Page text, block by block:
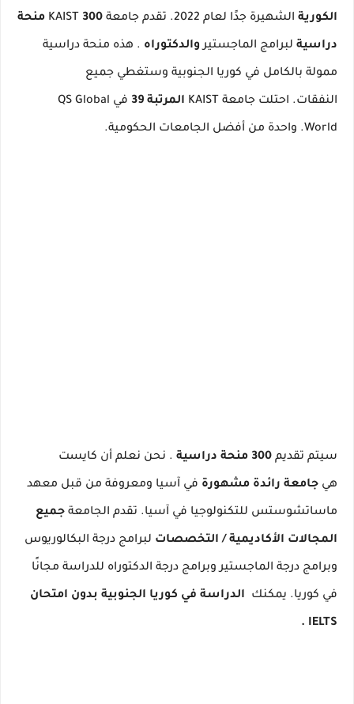
الكورية الشهيرة جدًا لعام 2022. تقدم جامعة KAIST 300 منحة
دراسية لبرامج الماجستيروالدكتوراه . هذه منحة دراسية
ممولة بالكامل في كوريا الجنوبية وستغطي جميع
النفقات. احتلت جامعة KAIST المرتبة 39 في QS Global
World. واحدة من أفضل الجامعات الحكومية.
سيتم تقديم 300 منحة دراسية . نحن نعلم أن كايست
هي جامعة رائدة مشهورة في آسيا ومعروفة من قبل معهد
ماساتشوستس للتكنولوجيا في آسيا. تقدم الجامعة جميع
المجالات الأكاديمية / التخصصات لبرامج درجة البكالوريوس
وبرامج درجة الماجستير وبرامج درجة الدكتوراه للدراسة مجانًا
في كوريا. يمكنك الدراسة في كوريا الجنوبية بدون امتحان
IELTS
.